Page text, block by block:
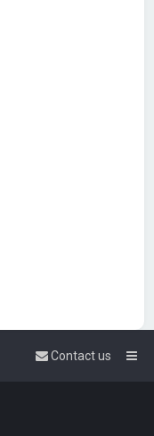
Contact us